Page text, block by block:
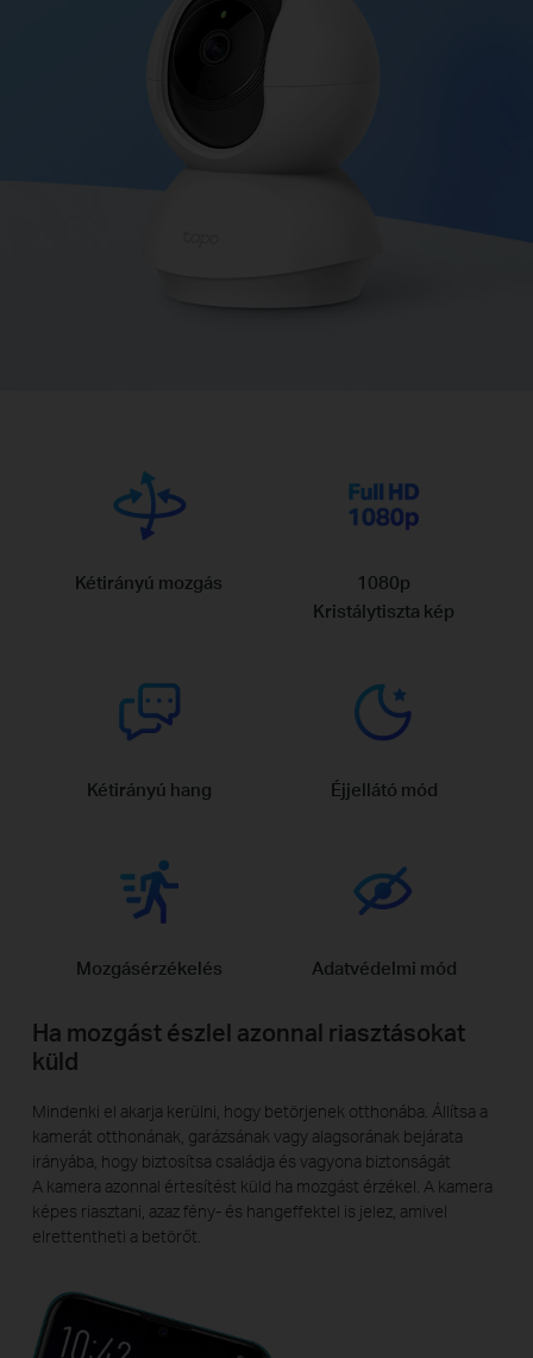
Kétirányú mozgás
1080p
Kristálytiszta kép
Kétirányú hang Éjjellátó mód
Mozgásérzékelés Adatvédelmi mód
Ha mozgást észlel azonnal riasztásokat
küld
Mindenki el akarja kerülni, hogy betörjenek otthonába. Állítsa a
kamerát otthonának, garázsának vagy alagsorának bejárata
irányába, hogy biztosítsa családja és vagyona biztonságát
A kamera azonnal értesítést küld ha mozgást érzékel. A kamera
képes riasztani, azaz fény- és hangeffektel is jelez, amivel
elrettentheti a betörőt.